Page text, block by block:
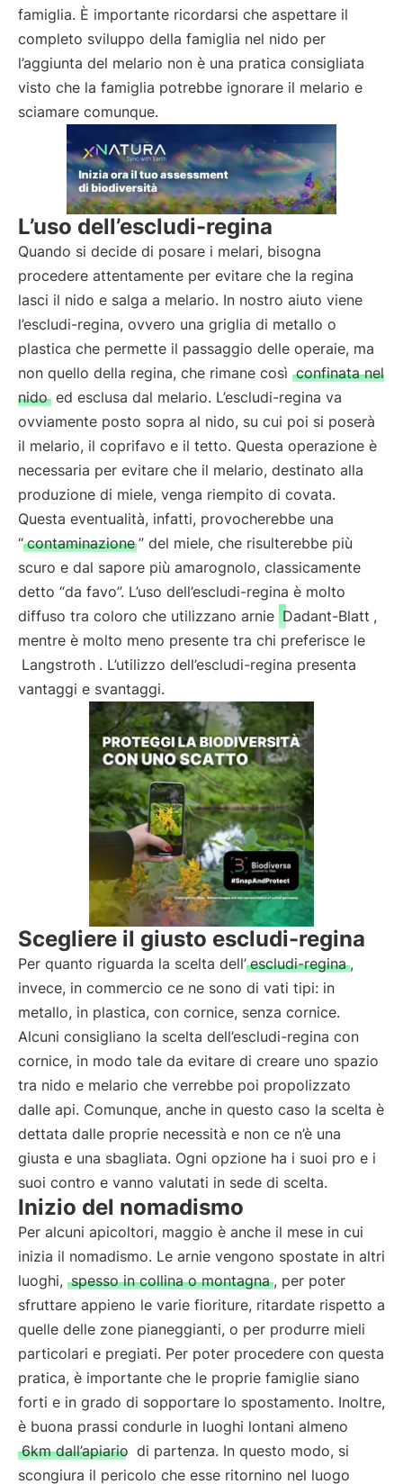
famiglia. È importante ricordarsi che aspettare il
completo sviluppo della famiglia nel nido per
l’aggiunta del melario non è una pratica consigliata
visto che la famiglia potrebbe ignorare il melario e
sciamare comunque.
L’uso dell’escludi-regina
Quando si decide di posare i melari, bisogna
procedere attentamente per evitare che la regina
lasci il nido e salga a melario. In nostro aiuto viene
l’escludi-regina, ovvero una griglia di metallo o
plastica che permette il passaggio delle operaie, ma
non quello della regina, che rimane così confinata nel
nido ed esclusa dal melario. L’escludi-regina va
ovviamente posto sopra al nido, su cui poi si poserà
il melario, il coprifavo e il tetto. Questa operazione è
necessaria per evitare che il melario, destinato alla
produzione di miele, venga riempito di covata.
Questa eventualità, infatti, provocherebbe una
“ contaminazione ” del miele, che risulterebbe più
scuro e dal sapore più amarognolo, classicamente
detto “da favo”. L’uso dell’escludi-regina è molto
diffuso tra coloro che utilizzano arnie Dadant-Blatt ,
mentre è molto meno presente tra chi preferisce le
Langstroth . L’utilizzo dell’escludi-regina presenta
vantaggi e svantaggi.
Scegliere il giusto escludi-regina
Per quanto riguarda la scelta dell’ escludi-regina ,
invece, in commercio ce ne sono di vati tipi: in
metallo, in plastica, con cornice, senza cornice.
Alcuni consigliano la scelta dell’escludi-regina con
cornice, in modo tale da evitare di creare uno spazio
tra nido e melario che verrebbe poi propolizzato
dalle api. Comunque, anche in questo caso la scelta è
dettata dalle proprie necessità e non ce n’è una
giusta e una sbagliata. Ogni opzione ha i suoi pro e i
suoi contro e vanno valutati in sede di scelta.
Inizio del nomadismo
Per alcuni apicoltori, maggio è anche il mese in cui
inizia il nomadismo. Le arnie vengono spostate in altri
luoghi, spesso in collina o montagna , per poter
sfruttare appieno le varie fioriture, ritardate rispetto a
quelle delle zone pianeggianti, o per produrre mieli
particolari e pregiati. Per poter procedere con questa
pratica, è importante che le proprie famiglie siano
forti e in grado di sopportare lo spostamento. Inoltre,
è buona prassi condurle in luoghi lontani almeno
6km dall’apiario di partenza. In questo modo, si
scongiura il pericolo che esse ritornino nel luogo